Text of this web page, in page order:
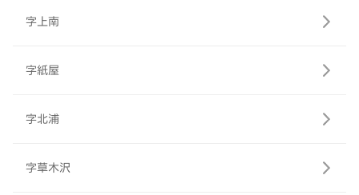
字上南
字紙屋
字北浦
字草木沢